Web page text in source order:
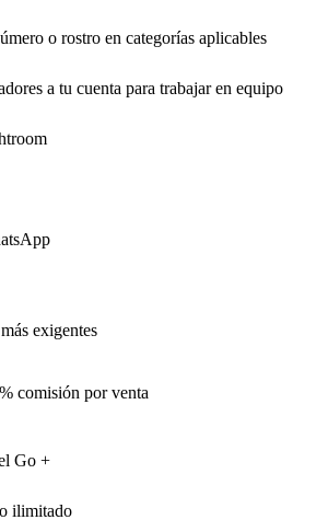
o rostro en categorías aplicables
a tu cuenta para trabajar en equipo
exigentes
comisión por venta
Go +
ilimitado